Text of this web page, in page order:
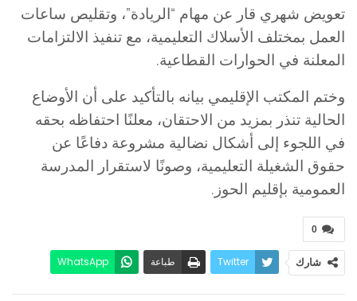
تعويض شهري قار عن مهام “الريادة”، وتقليص ساعات
العمل بمختلف الأسلاك التعليمية، مع تنفيذ الالتزامات
المعلنة في الحوارات القطاعية.
وختم المكتب الإقليمي بيانه بالتأكيد على أن الأوضاع
الحالية تنذر بمزيد من الاحتقان، معلنًا احتفاظه بحقه
في اللجوء إلى أشكال نضالية مشروعة دفاعًا عن
حقوق الشغيلة التعليمية، وصونًا لاستقرار المدرسة
العمومية بإقليم الحوز.
0
شارك Twitter طباعة
WhatsApp